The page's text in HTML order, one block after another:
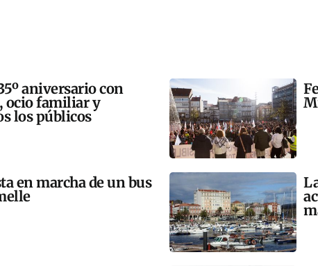
aniversario con
ocio familiar y
los públicos
en marcha de un bus